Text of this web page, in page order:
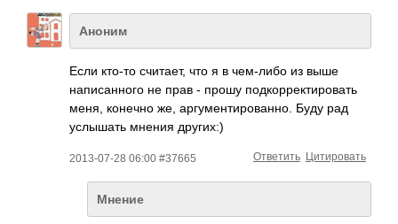
Аноним
Если кто-то считает, что я в чем-либо из выше
написанного не прав - прошу подкорректироват­ь
меня, конечно же, аргументированно­. Буду рад
услышать мнения других:)
2013-07-28 06:00 #37665 Цитировать
Ответить
Мнение